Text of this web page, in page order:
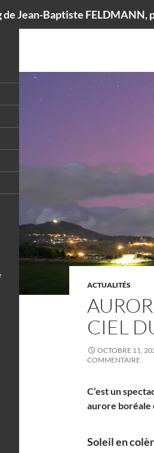
Jean-Baptiste FELDMANN,
ACTUALITÉS
CIEL
OCTOBRE 11,
COMMENTAIRE
C’est un
aurore boréale
Soleil en